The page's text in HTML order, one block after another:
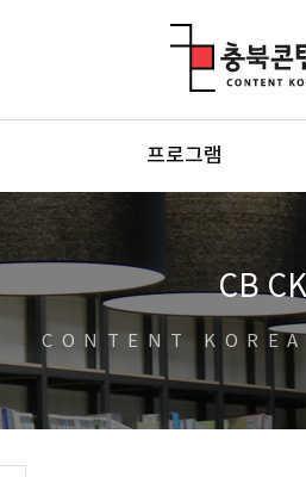
프로그램
CB
CONTENT